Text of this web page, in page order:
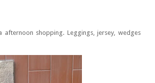
shopping. Leggings, jersey, wedges